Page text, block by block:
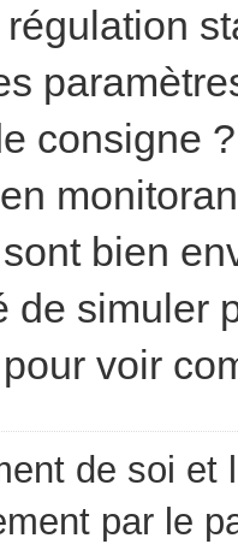
consigne ?
bien
de simuler
voir
de soi
par le